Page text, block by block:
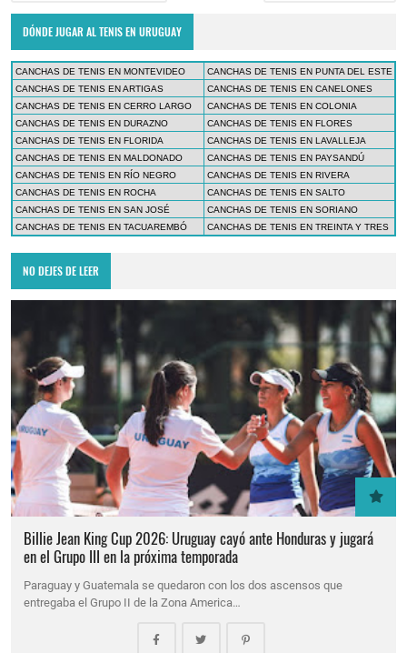
DÓNDE JUGAR AL TENIS EN URUGUAY
CANCHAS DE TENIS EN MONTEVIDEO
CANCHAS DE TENIS EN PUNTA DEL ESTE
CANCHAS DE TENIS EN ARTIGAS
CANCHAS DE TENIS EN CANELONES
CANCHAS DE TENIS EN CERRO LARGO
CANCHAS DE TENIS EN COLONIA
CANCHAS DE TENIS EN DURAZNO
CANCHAS DE TENIS EN FLORES
CANCHAS DE TENIS EN FLORIDA
CANCHAS DE TENIS EN LAVALLEJA
CANCHAS DE TENIS EN MALDONADO
CANCHAS DE TENIS EN PAYSANDÚ
CANCHAS DE TENIS EN RÍO NEGRO
CANCHAS DE TENIS EN RIVERA
CANCHAS DE TENIS EN ROCHA
CANCHAS DE TENIS EN SALTO
CANCHAS DE TENIS EN SAN JOSÉ
CANCHAS DE TENIS EN SORIANO
CANCHAS DE TENIS EN TACUAREMBÓ
CANCHAS DE TENIS EN TREINTA Y TRES
NO DEJES DE LEER
Billie Jean King Cup 2026: Uruguay cayó ante Honduras y jugará
en el Grupo III en la próxima temporada
Paraguay y Guatemala se quedaron con los dos ascensos que
entregaba el Grupo II de la Zona America…